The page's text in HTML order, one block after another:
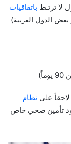
لا ترتبط باتفاقيات
بعض الدول العربية)
على نظام
تأمين صحي خاص